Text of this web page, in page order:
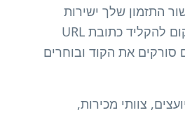
התזמון שלך ישירות
בסמארטפון. במקום להקליד כתובת URL
את הקוד ובוחרים
צוותי מכירות,